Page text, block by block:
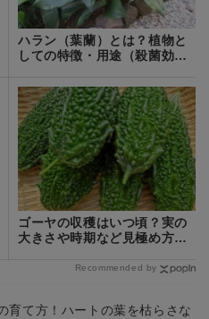
ハラン（葉蘭）とは？植物と
しての特徴・用途（殺菌効
ゴーヤの収穫はいつ頃？実の
大きさや時期など見極め方を
Recommended by
育て方！ハートの葉を枯らさな